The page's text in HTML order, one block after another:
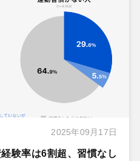
2025年09月17日
験率は6割超、習慣なし